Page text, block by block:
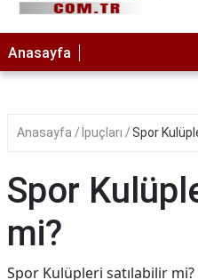
Anasayfa
Anasayfa İpuçları Spor
Spor
mi?
Spor Kulüpleri satılabilir